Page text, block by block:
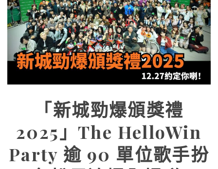
「新城勁爆頒獎禮
2025」The HelloWin
Party 逾 90 單位歌手扮